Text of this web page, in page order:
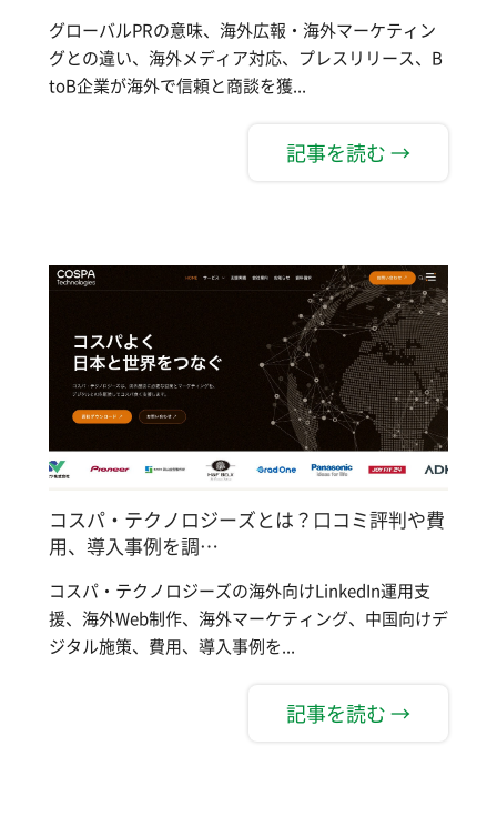
グローバルPRの意味、海外広報・海外マーケティン
グとの違い、海外メディア対応、プレスリリース、B
toB企業が海外で信頼と商談を獲...
記事を読む →
コスパ・テクノロジーズとは？口コミ評判や費
用、導入事例を調…
コスパ・テクノロジーズの海外向けLinkedIn運用支
援、海外Web制作、海外マーケティング、中国向けデ
ジタル施策、費用、導入事例を...
記事を読む →